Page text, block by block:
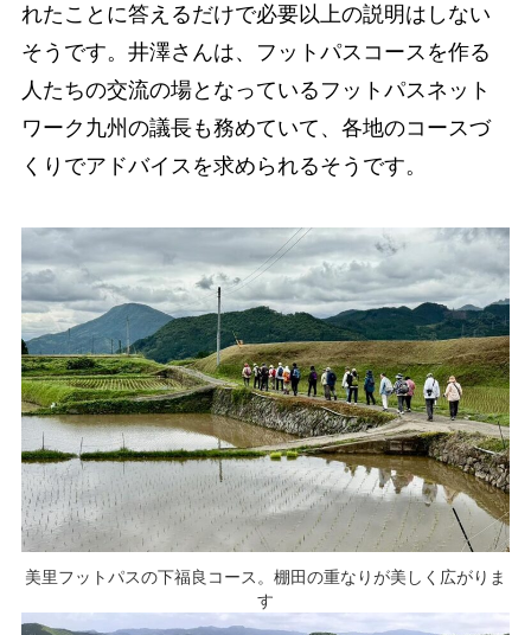
れたことに答えるだけで必要以上の説明はしない
そうです。井澤さんは、フットパスコースを作る
人たちの交流の場となっているフットパスネット
ワーク九州の議長も務めていて、各地のコースづ
くりでアドバイスを求められるそうです。
美里フットパスの下福良コース。棚田の重なりが美しく広がりま
す